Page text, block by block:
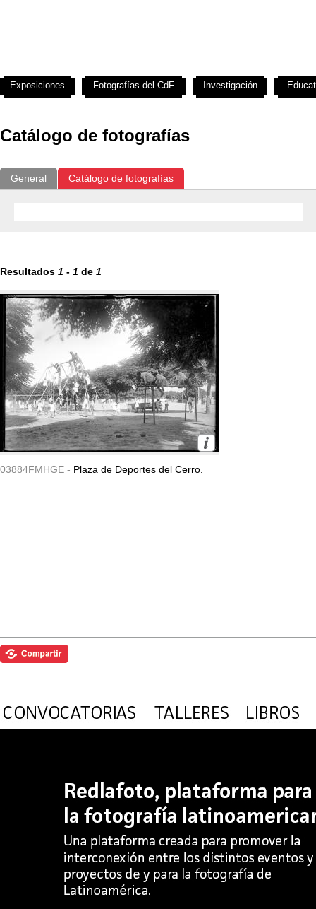
Catálogo de fotografías
General Catálogo de fotografías
Resultados 1 - 1 de 1
03884FMHGE - Plaza de Deportes del Cerro.
Exposiciones Fotografías del CdF Investigación